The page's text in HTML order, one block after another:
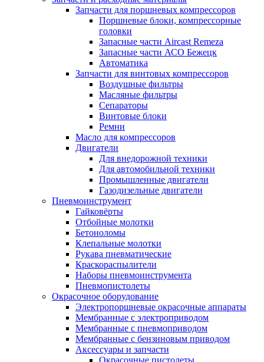
Запчасти для поршневых компрессоров
Поршневые блоки, компрессорные
головки
Запасные части Aircast Remeza
Запасные части АСО Бежецк
Автоматика
Запчасти для винтовых компрессоров
Воздушные фильтры
Масляные фильтры
Сепараторы
Винтовые блоки
Ремни
Масло для компрессоров
Двигатели
Для внедорожной техники
Для автомобильной техники
Промышленные двигатели
Газодизельные двигатели
Пневмоинструмент
Гайковёрты
Отбойные молотки
Бетоноломы
Клепальные молотки
Рукава пневматические
Краскораспылители
Наборы пневмоинструмента
Пневмопистолеты
Окрасочное оборудование
Электропоршневые окрасочные аппараты
Мембранные с электроприводом
Мембранные с пневмоприводом
Мембранные с бензиновым приводом
Аксессуары и запчасти
Окрасочные пистолеты